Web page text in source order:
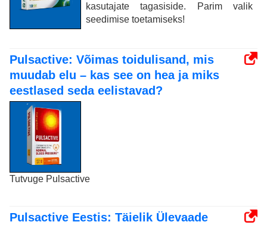
kasutajate tagasiside. Parim valik
seedimise toetamiseks!
Pulsactive: Võimas toidulisand, mis
muudab elu – kas see on hea ja miks
eestlased seda eelistavad?
Tutvuge Pulsactive
Pulsactive Eestis: Täielik Ülevaade